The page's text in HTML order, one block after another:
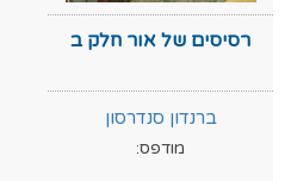
רסיסים של אור חלק ב
ברנדון סנדרסון
מודפס: